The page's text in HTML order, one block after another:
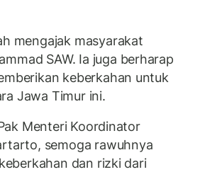
mengajak masyarakat
SAW. Ia juga berharap
keberkahan untuk
Jawa Timur ini.
Menteri Koordinator
semoga rawuhnya
dan rizki dari